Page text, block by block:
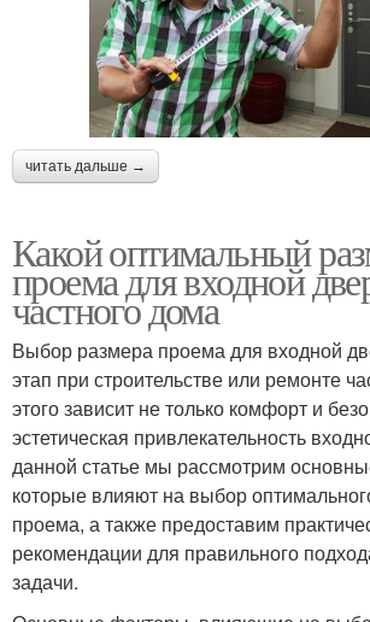
читать дальше →
Какой оптимальный
проема для входной
частного дома
Выбор размера проема для входной
этап при строительстве или ремонте
этого зависит не только комфорт и
эстетическая привлекательность
данной статье мы рассмотрим
которые влияют на выбор
проема, а также предоставим
рекомендации для правильного
задачи.